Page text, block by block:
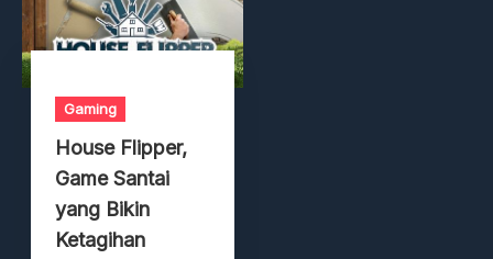
Gaming
House Flipper,
Game Santai
yang Bikin
Ketagihan